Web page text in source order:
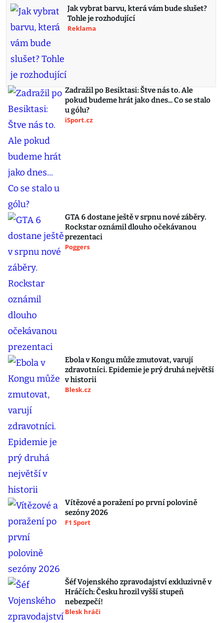
Jak vybrat barvu, která vám bude slušet?
Tohle je rozhodující
Reklama
Zadražil po Besiktasi: Štve nás to. Ale
pokud budeme hrát jako dnes... Co se stalo
u gólu?
iSport.cz
GTA 6 dostane ještě v srpnu nové záběry.
Rockstar oznámil dlouho očekávanou
prezentaci
Poggers
Ebola v Kongu může zmutovat, varují
zdravotníci. Epidemie je prý druhá největší
v historii
Blesk.cz
Vítězové a poražení po první polovině
sezóny 2026
F1 Sport
Šéf Vojenského zpravodajství exkluzivně v
Hráčích: Česku hrozil vyšší stupeň
nebezpečí!
Blesk hráči